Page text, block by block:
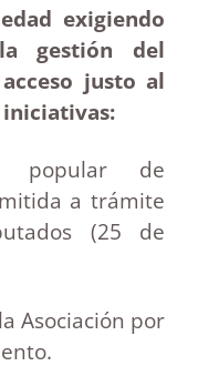
exigiendo
gestión del
justo al
popular de
a trámite
(25 de
Asociación por